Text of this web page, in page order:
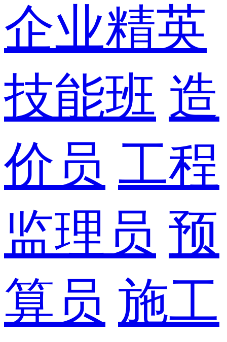
企业精英
技能班 造
价员 工程
监理员 预
算员 施工